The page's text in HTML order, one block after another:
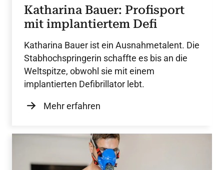
Katharina Bauer: Profisport
mit implantiertem Defi
Katharina Bauer ist ein Ausnahmetalent. Die
Stabhochspringerin schaffte es bis an die
Weltspitze, obwohl sie mit einem
implantierten Defibrillator lebt.
Mehr erfahren